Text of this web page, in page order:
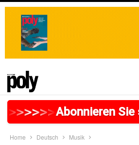
>>>>>>>>>>>>>>>>
Abonnieren Sie
Home Deutsch Musik